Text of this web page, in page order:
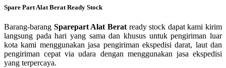
Spare Part Alat Berat Ready Stock
Barang-barang Sparepart Alat Beratready stock dapat kami kirim
langsung pada hari yang sama dan khusus untuk pengiriman luar
kota kami menggunakan jasa pengiriman ekspedisi darat, laut dan
pengiriman cepat via udara dengan menggunakan jasa ekspedisi
yang terpercaya.